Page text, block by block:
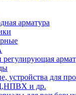
арматура
регулирующая
устройства для
и др.